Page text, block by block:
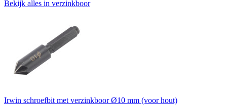
Bekijk alles in verzinkboor
Irwin schroefbit met verzinkboor Ø10 mm (voor hout)